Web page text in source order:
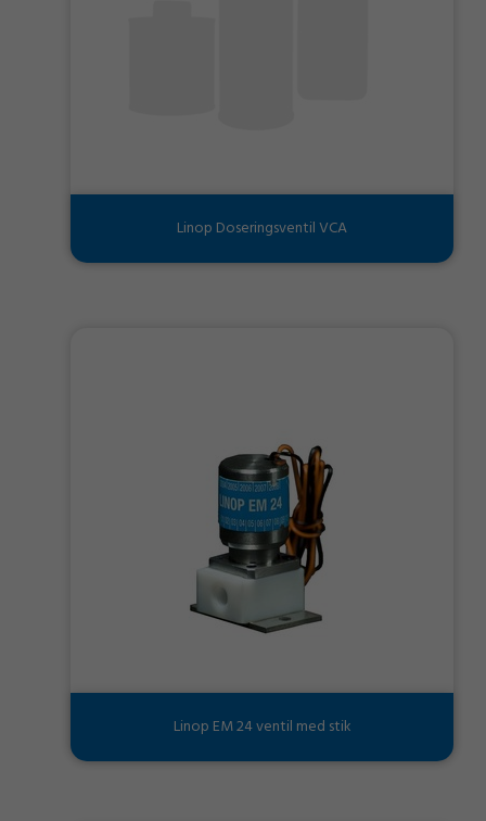
Linop Doseringsventil VCA
Linop EM 24 ventil med stik